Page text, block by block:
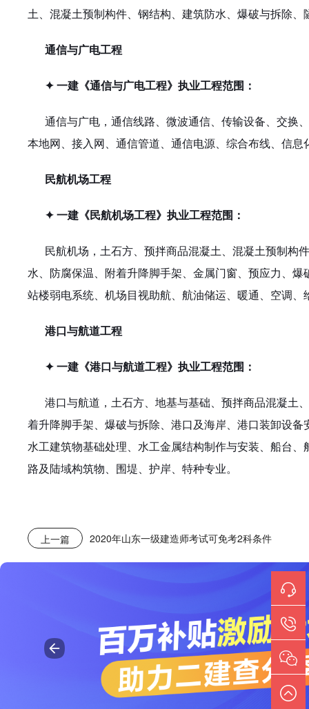
土、混凝土预制构件、钢结构、建筑防水、爆破与拆除、
通信与广电工程
✦ 一建《通信与广电工程》执业工程范围：
通信与广电，通信线路、微波通信、传输设备、交换
本地网、接入网、通信管道、通信电源、综合布线、信
民航机场工程
✦ 一建《民航机场工程》执业工程范围：
民航机场，土石方、预拌商品混凝土、混凝土预制构
水、防腐保温、附着升降脚手架、金属门窗、预应力、
站楼弱电系统、机场目视助航、航油储运、暖通、空调、
港口与航道工程
✦ 一建《港口与航道工程》执业工程范围：
港口与航道，土石方、地基与基础、预拌商品混凝土
着升降脚手架、爆破与拆除、港口及海岸、港口装卸设
水工建筑物基础处理、水工金属结构制作与安装、船台
路及陆域构筑物、围堤、护岸、特种专业。
上一篇 2020年山东一级建造师考试可免考2科条件